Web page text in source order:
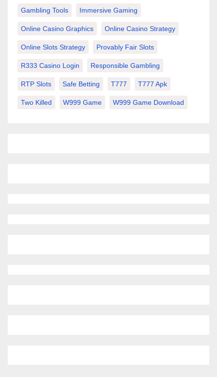
Gambling Tools Immersive Gaming
Online Casino Graphics Online Casino Strategy
Online Slots Strategy Provably Fair Slots
R333 Casino Login Responsible Gambling
RTP Slots Safe Betting T777 T777 Apk
Two Killed W999 Game W999 Game Download